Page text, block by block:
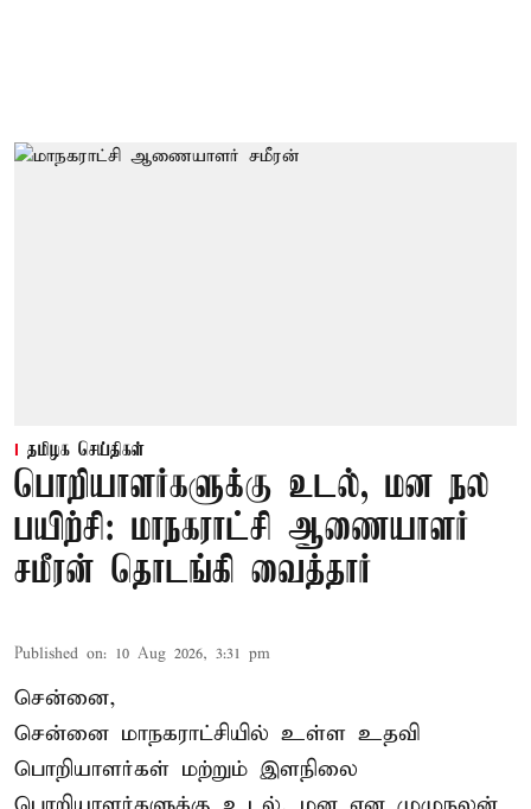
தமிழக செய்திகள்
பொறியாளர்களுக்கு உடல், மன நல
பயிற்சி: மாநகராட்சி ஆணையாளர்
சமீரன் தொடங்கி வைத்தார்
Published on: 10 Aug 2026, 3:31 pm
சென்னை,
சென்னை மாநகராட்சியில் உள்ள உதவி
பொறியாளர்கள் மற்றும் இளநிலை